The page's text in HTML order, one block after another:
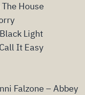
House
Light
It Easy
Falzone – Abbey